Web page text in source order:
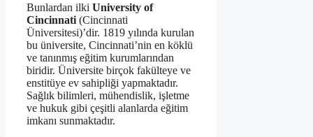
Bunlardan ilki University of
Cincinnati (Cincinnati
Üniversitesi)’dir. 1819 yılında kurulan
bu üniversite, Cincinnati’nin en köklü
ve tanınmış eğitim kurumlarından
biridir. Üniversite birçok fakülteye ve
enstitüye ev sahipliği yapmaktadır.
Sağlık bilimleri, mühendislik, işletme
ve hukuk gibi çeşitli alanlarda eğitim
imkanı sunmaktadır.